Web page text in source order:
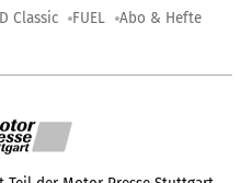
Classic FUEL Abo & Hefte